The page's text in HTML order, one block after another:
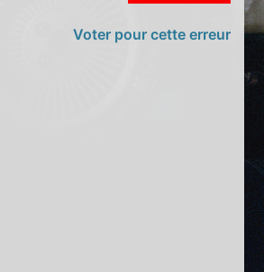
Voter pour cette erreur